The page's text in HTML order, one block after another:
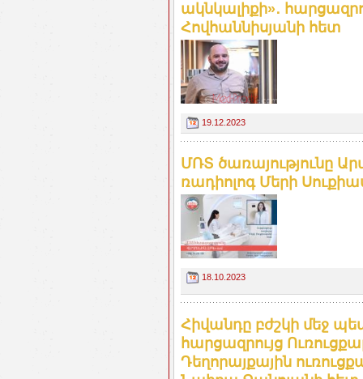
ակնկալիքի»․
Հովհաննիսյանի հետ
19.12.2023
ՄՌՏ ծառայությունը
ռադիոլոգ Մերի
18.10.2023
Հիվանդը բժշկի մեջ
հարցազրույց
Դեղորայքային